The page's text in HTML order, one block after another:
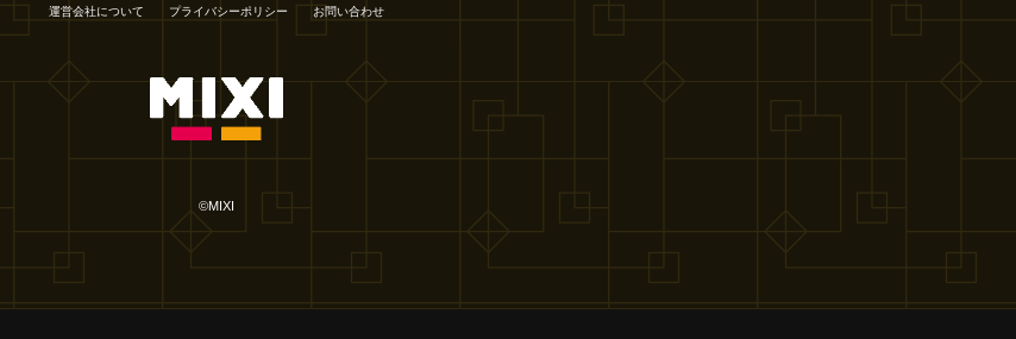
運営会社について プライバシーポリシー お問い合わせ
©MIXI